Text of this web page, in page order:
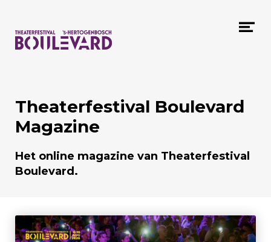
Theaterfestival Boulevard
Magazine
Het online magazine van Theaterfestival
Boulevard.